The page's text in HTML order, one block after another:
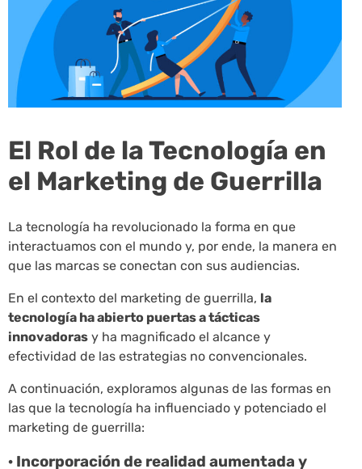
El Rol de la Tecnología en
el Marketing de Guerrilla
La tecnología ha revolucionado la forma en que
interactuamos con el mundo y, por ende, la manera en
que las marcas se conectan con sus audiencias.
En el contexto del marketing de guerrilla, la
tecnología ha abierto puertas a tácticas
innovadoras y ha magnificado el alcance y
efectividad de las estrategias no convencionales.
A continuación, exploramos algunas de las formas en
las que la tecnología ha influenciado y potenciado el
marketing de guerrilla:
· Incorporación de realidad aumentada y